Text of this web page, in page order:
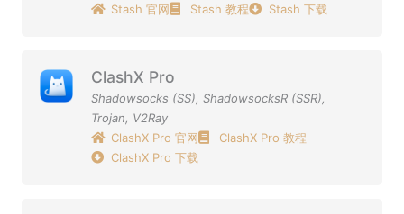
Stash 官网
Stash 教程 Stash 下载
ClashX Pro
Shadowsocks (SS), ShadowsocksR (SSR),
Trojan, V2Ray
ClashX Pro 官网
ClashX Pro 教程
ClashX Pro 下载